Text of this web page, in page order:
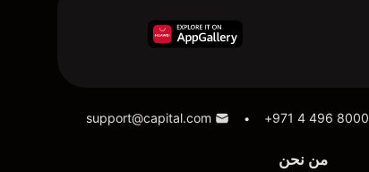
+971 4 496 8000
•
support@capital.com
من نحن